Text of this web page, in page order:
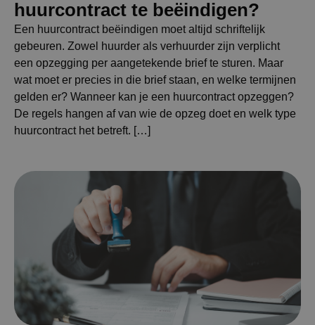
huurcontract te beëindigen?
Een huurcontract beëindigen moet altijd schriftelijk
gebeuren. Zowel huurder als verhuurder zijn verplicht
een opzegging per aangetekende brief te sturen. Maar
wat moet er precies in die brief staan, en welke termijnen
gelden er? Wanneer kan je een huurcontract opzeggen?
De regels hangen af van wie de opzeg doet en welk type
huurcontract het betreft. […]